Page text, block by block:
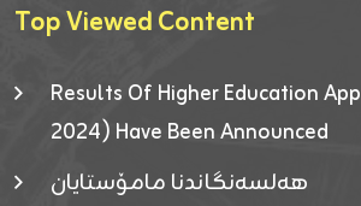
Top Viewed Content
Results Of Higher Education
2024) Have Been Announced
هەلسەنگاندنا مامۆستایان